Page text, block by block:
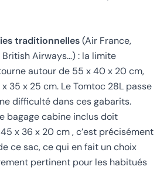
traditionnelles(Air France,
British Airways…) : la limite
autour de 55 x 40 x 20 cm,
35 x 25 cm. Le Tomtoc 28L passe
difficulté dans ces gabarits.
bagage cabine inclus doit
x 36 x 20 cm , c’est précisément
ce sac, ce qui en fait un choix
pertinent pour les habitués